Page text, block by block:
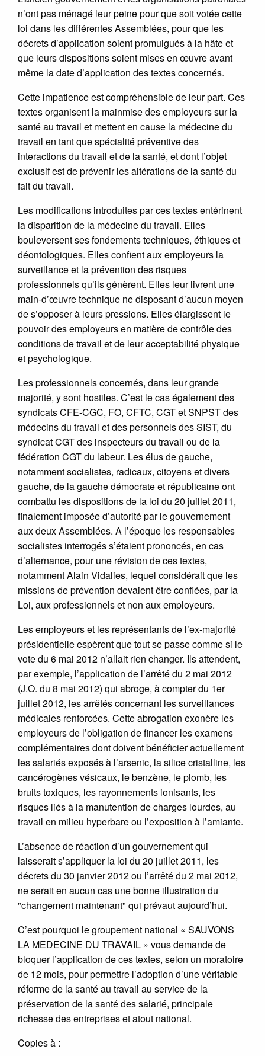
n’ont pas ménagé leur peine pour que soit votée cette
loi dans les différentes Assemblées, pour que les
décrets d’application soient promulgués à la hâte et
que leurs dispositions soient mises en œuvre avant
même la date d’application des textes concernés.
Cette impatience est compréhensible de leur part. Ces
textes organisent la mainmise des employeurs sur la
santé au travail et mettent en cause la médecine du
travail en tant que spécialité préventive des
interactions du travail et de la santé, et dont l’objet
exclusif est de prévenir les altérations de la santé du
fait du travail.
Les modifications introduites par ces textes entérinent
la disparition de la médecine du travail. Elles
bouleversent ses fondements techniques, éthiques et
déontologiques. Elles confient aux employeurs la
surveillance et la prévention des risques
professionnels qu’ils génèrent. Elles leur livrent une
main-d’œuvre technique ne disposant d’aucun moyen
de s’opposer à leurs pressions. Elles élargissent le
pouvoir des employeurs en matière de contrôle des
conditions de travail et de leur acceptabilité physique
et psychologique.
Les professionnels concernés, dans leur grande
majorité, y sont hostiles. C’est le cas également des
syndicats CFE-CGC, FO, CFTC, CGT et SNPST des
médecins du travail et des personnels des SIST, du
syndicat CGT des inspecteurs du travail ou de la
fédération CGT du labeur. Les élus de gauche,
notamment socialistes, radicaux, citoyens et divers
gauche, de la gauche démocrate et républicaine ont
combattu les dispositions de la loi du 20 juillet 2011,
finalement imposée d’autorité par le gouvernement
aux deux Assemblées. A l’époque les responsables
socialistes interrogés s’étaient prononcés, en cas
d’alternance, pour une révision de ces textes,
notamment Alain Vidalies, lequel considérait que les
missions de prévention devaient être confiées, par la
Loi, aux professionnels et non aux employeurs.
Les employeurs et les représentants de l’ex-majorité
présidentielle espèrent que tout se passe comme si le
vote du 6 mai 2012 n’allait rien changer. Ils attendent,
par exemple, l’application de l’arrêté du 2 mai 2012
(J.O. du 8 mai 2012) qui abroge, à compter du 1er
juillet 2012, les arrêtés concernant les surveillances
médicales renforcées. Cette abrogation exonère les
employeurs de l’obligation de financer les examens
complémentaires dont doivent bénéficier actuellement
les salariés exposés à l’arsenic, la silice cristalline, les
cancérogènes vésicaux, le benzène, le plomb, les
bruits toxiques, les rayonnements ionisants, les
risques liés à la manutention de charges lourdes, au
travail en milieu hyperbare ou l’exposition à l’amiante.
L’absence de réaction d’un gouvernement qui
laisserait s’appliquer la loi du 20 juillet 2011, les
décrets du 30 janvier 2012 ou l’arrêté du 2 mai 2012,
ne serait en aucun cas une bonne illustration du
"changement maintenant" qui prévaut aujourd’hui.
C’est pourquoi le groupement national « SAUVONS
LA MEDECINE DU TRAVAIL » vous demande de
bloquer l’application de ces textes, selon un moratoire
de 12 mois, pour permettre l’adoption d’une véritable
réforme de la santé au travail au service de la
préservation de la santé des salarié, principale
richesse des entreprises et atout national.
Copies à :